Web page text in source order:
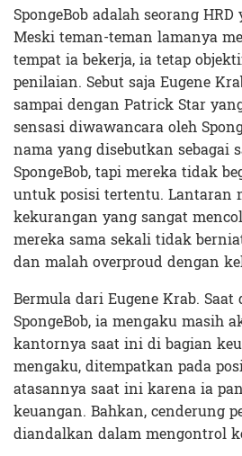
SpongeBob adalah seorang
Meski teman-teman lamanya
tempat ia bekerja, ia tetap
penilaian. Sebut saja Eugene
sampai dengan Patrick Star
sensasi diwawancara oleh
nama yang disebutkan sebagai
SpongeBob, tapi mereka tidak
untuk posisi tertentu. Lantaran
kekurangan yang sangat
mereka sama sekali tidak
dan malah overproud dengan
Bermula dari Eugene Krab.
SpongeBob, ia mengaku masih
kantornya saat ini di bagian
mengaku, ditempatkan pada
atasannya saat ini karena ia
keuangan. Bahkan, cenderung
diandalkan dalam mengontrol